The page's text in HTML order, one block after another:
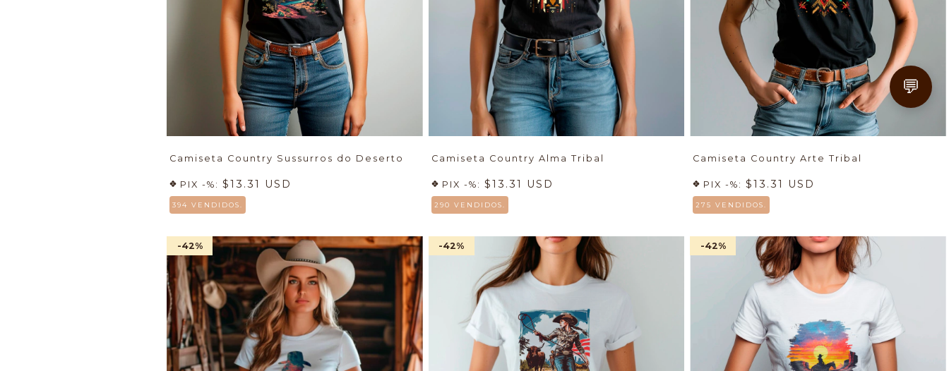
Camiseta Country Sussurros do Deserto
PIX -%: $13.31 USD
394 VENDIDOS.
Camiseta Country Alma Tribal
PIX -%: $13.31 USD
290 VENDIDOS.
Camiseta Country Arte Tribal
PIX -%:$13.31 USD
275 VENDIDOS.
-42% -42% -42%
💬